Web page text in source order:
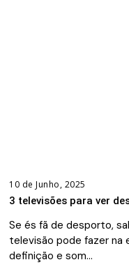
10 de Junho, 2025
3 televisões para ver
Se és fã de desporto,
televisão pode fazer na
definição e som…